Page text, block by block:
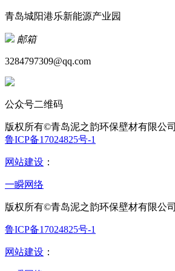
青岛城阳港乐新能源产业园
邮箱
3284797309@qq.com
公众号二维码
版权所有©青岛泥之韵环保壁材有限公司
鲁ICP备17024825号-1
网站建设 ：
一瞬网络
版权所有©青岛泥之韵环保壁材有限公司
鲁ICP备17024825号-1
网站建设 ：